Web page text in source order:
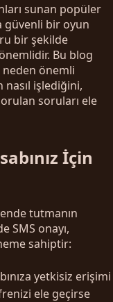
sunan popüler
bir oyun
bir şekilde
Bu blog
neden önemli
işlediğini,
soruları ele
İçin
tutmanın
SMS onayı,
sahiptir:
yetkisiz erişimi
ele geçirse